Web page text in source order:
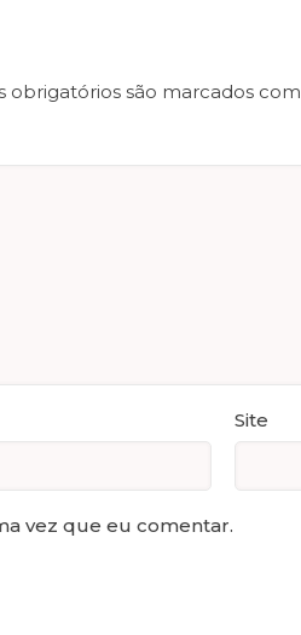
obrigatórios são marcados com
Site
vez que eu comentar.